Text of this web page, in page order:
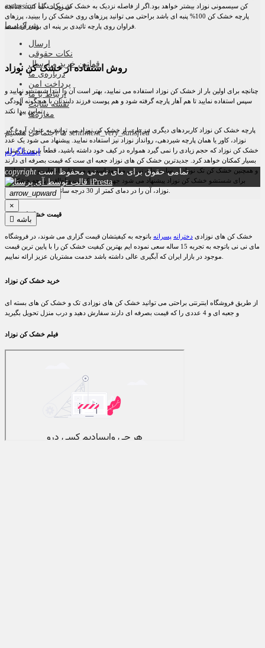
کن سیسمونی نوزاد بیشتر خواهد بود.اگر از فاصله نزدیک به خشک کن نوزاد نگاه کنید، چنانچه
پارچه خشک کن 100% پنبه ای باشد براحتی می توانید پرزهای روی خشک کن را ببینید، پرزهای
روش استفاده از خشک کن نوزاد
چنانچه برای اولین بار از خشک کن نوزاد استفاده می نمایید، بهتر است آن را ابتدا شستشو نمایید و
سپس استفاده نمایید تا هم آهار پارچه گرفته شود و هم پوست فرزند دلبندتان با هیچگونه آلودگی
تماس پیدا نکند.
پارچه خشک کن نوزاد کاربردهای دیگری نیز دارد، از خشک کن نوزاد می توانید به عنوان آروغ گیر
نوزاد، کاور یا همان پارچه شیردهی، روانداز نوزاد نیز استفاده نمایید. پیشنهاد می شود یک عدد
خشک کن نوزاد که حجم زیادی را نمی گیرد همواره در کیف خود داشته باشید، قطعاً بیرون از منزل
بسیار کمکتان خواهد کرد. جدیدترین خشک کن های نوزاد جعبه ای ست که قیمت بصرفه ای دارند
و همچنین خشک کن تک نوزاد در سایت مای نی نی موجود است و می توانید انتخاب و خرید نمایید.
برای شستشو خشک کن نوزاد پیشنهاد می شود جهت حفظ کیفیت و لطافت پارچه خشک کن
قیمت خشک کن نوزاد
خشک کن های نوزادی دخترانه پسرانه باتوجه به کیفیتشان قیمت گزاری می شوند، در فروشگاه
مای نی نی باتوجه به تجربه 15 ساله سعی نموده ایم بهترین کیفیت خ
شک کن را با پایین ترین قیمت
موجود در بازار ایران که آبگیری عالی دا شته باشد خدمت مش تریان عزیز ارائه نماییم.
خرید خشک کن نوزاد
از طریق فروشگاه اینترنتی براحتی می توانید خشک کن های نوزادی تک و خشک کن های بسته ای
و جعبه ای و 4 عددی را که قیمت بصرفه ای دارند سفار
ش دهید و درب منزل تحویل بگیرید
فیلم خشک کن نوزاد
extension شرکت ما
شرکت ما
ارسال
نکات حقوقی
قوانین خرید و ارسال
درباره‌ی ما
پرداخت امن
ارتباط با ما
نقشه سايت
مغازه‌ها
ما اجتماعی هستیمsentiment_very_satisfied
اینستاگرام
copyright تمامی حقوق برای مای نی نی محفوظ است
iPresta
arrow_upward
×
 باشه